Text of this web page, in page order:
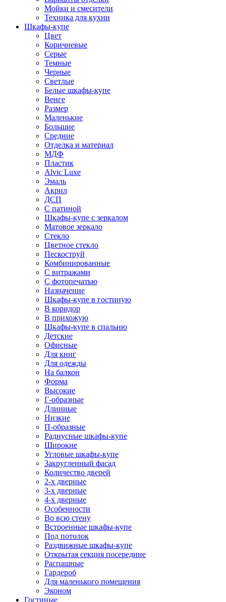
Мойки и смесители
Техника для кухни
Шкафы-купе
Цвет
Коричневые
Серые
Темные
Черные
Светлые
Белые шкафы-купе
Венге
Размер
Маленькие
Большие
Средние
Отделка и материал
МДФ
Пластик
Alvic Luxe
Эмаль
Акрил
ДСП
С патиной
Шкафы-купе с зеркалом
Матовое зеркало
Стекло
Цветное стекло
Пескоструй
Комбинированные
С витражами
С фотопечатью
Назначение
Шкафы-купе в гостиную
В коридор
В прихожую
Шкафы-купе в спальню
Детские
Офисные
Для книг
Для одежды
На балкон
Форма
Высокие
Г-образные
Длинные
Низкие
П-образные
Радиусные шкафы-купе
Широкие
Угловые шкафы-купе
Закругленный фасад
Количество дверей
2-х дверные
3-х дверные
4-х дверные
Особенности
Во всю стену
Встроенные шкафы-купе
Под потолок
Раздвижные шкафы-купе
Открытая секция посередине
Распашные
Гардероб
Для маленького помещения
Эконом
Гостиные